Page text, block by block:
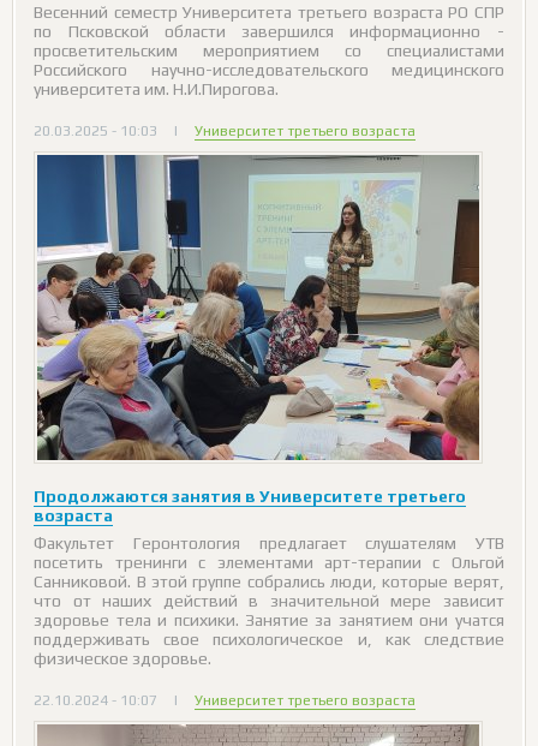
Весенний семестр Университета третьего возраста РО СПР
по Псковской области завершился информационно -
просветительским мероприятием со специалистами
Российского научно-исследовательского медицинского
университета им. Н.И.Пирогова.
20.03.2025 - 10:03 | Университет третьего возраста
Продолжаются занятия в Университете третьего
возраста
Факультет Геронтология предлагает слушателям УТВ
посетить тренинги с элементами арт-терапии с Ольгой
Санниковой. В этой группе собрались люди, которые верят,
что от наших действий в значительной мере зависит
здоровье тела и психики. Занятие за занятием они учатся
поддерживать свое психологическое и, как следствие
физическое здоровье.
22.10.2024 - 10:07 | Университет третьего возраста